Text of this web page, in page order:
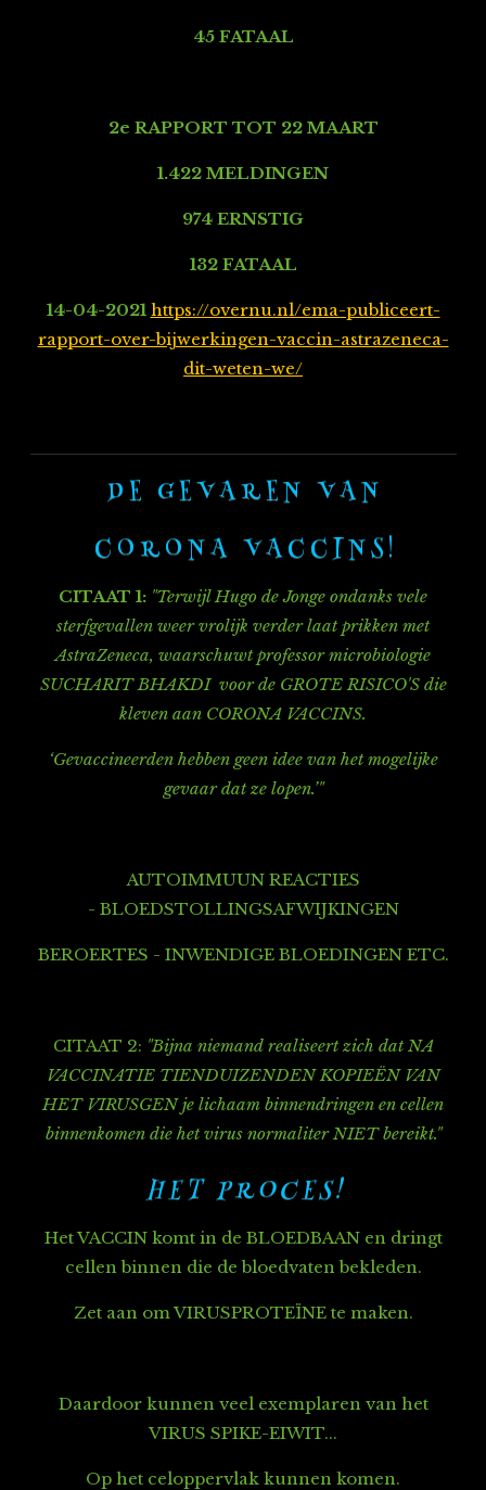
45 FATAAL
2e RAPPORT TOT 22 MAART
1.422 MELDINGEN
974 ERNSTIG
132 FATAAL
14-04-2021 https://overnu.nl/ema-publiceert-
rapport-over-bijwerkingen-vaccin-astrazeneca-
dit-weten-we/
D E G E V A R E N V A N
C O R O N A V A C C I N S !
CITAAT 1: "Terwijl Hugo de Jonge ondanks vele
sterfgevallen weer vrolijk verder laat prikken met
AstraZeneca, waarschuwt professor microbiologie
SUCHARIT BHAKDI voor de GROTE RISICO'S die
kleven aan CORONA VACCINS.
‘Gevaccineerden hebben geen idee van het mogelijke
gevaar dat ze lopen.’"
AUTOIMMUUN REACTIES
- BLOEDSTOLLINGSAFWIJKINGEN
BEROERTES - INWENDIGE BLOEDINGEN ETC.
CITAAT 2: "Bijna niemand realiseert zich dat NA
VACCINATIE TIENDUIZENDEN KOPIEËN VAN
HET VIRUSGEN je lichaam binnendringen en cellen
binnenkomen die het virus normaliter NIET bereikt."
H E T P R O C E S !
Het VACCIN komt in de BLOEDBAAN en dringt
cellen binnen die de bloedvaten bekleden.
Zet aan om VIRUSPROTEÏNE te maken.
Daardoor kunnen veel exemplaren van het
VIRUS SPIKE-EIWIT...
Op het celoppervlak kunnen komen.